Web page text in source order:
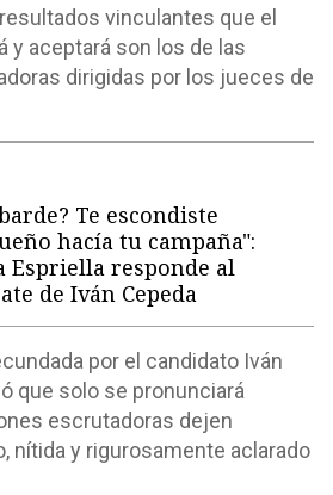
vinculantes que el
y aceptará son los de las
dirigidas por los jueces de
Te escondiste
hacía tu campaña":
Espriella responde al
de Iván Cepeda
por el candidato Iván
que solo se pronunciará
escrutadoras dejen
nítida y rigurosamente aclarado